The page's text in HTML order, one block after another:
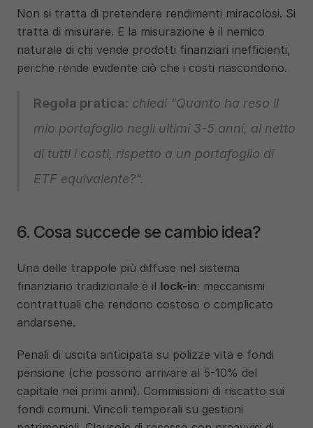
Non si tratta di pretendere rendimenti miracolosi. Si
tratta di misurare. E la misurazione è il nemico
naturale di chi vende prodotti finanziari inefficienti,
perche rende evidente ciò che i costi nascondono.
Regola pratica: chiedi "Quanto ha reso il
mio portafoglio negli ultimi 3-5 anni, al netto
di tutti i costi, rispetto a un portafoglio di
ETF equivalente?".
6. Cosa succede se cambio idea?
Una delle trappole più diffuse nel sistema
finanziario tradizionale è il lock-in: meccanismi
contrattuali che rendono costoso o complicato
andarsene.
Penali di uscita anticipata su polizze vita e fondi
pensione (che possono arrivare al 5-10% del
capitale nei primi anni). Commissioni di riscatto sui
fondi comuni. Vincoli temporali su gestioni